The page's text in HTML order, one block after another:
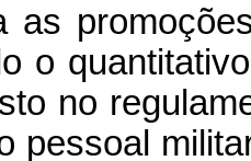
as
o
no
pessoal